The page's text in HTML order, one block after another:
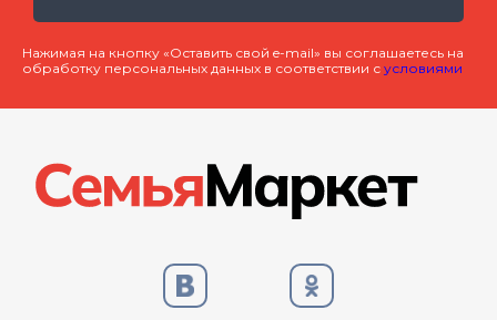
Нажимая на кнопку «Оставить свой e-mail» вы соглашаетесь на
обработку персональных данных в соответствии с условиями